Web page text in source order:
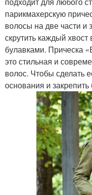
Прически на
волосах
Волос при сборе
Волосы на
парикмахерскую
волосы на две части и
скрутить каждый хвост
булавками. Прическа
это стильная и
волос. Чтобы сделать
основания и